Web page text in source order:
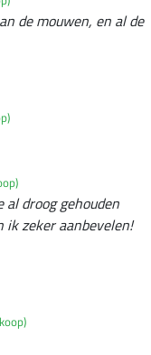
de mouwen, en al de
droog gehouden
ik zeker aanbevelen!